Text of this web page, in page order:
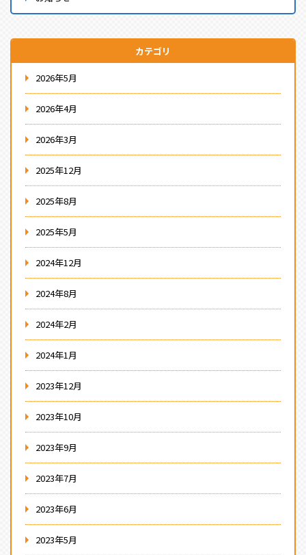
カテゴリ
2026年5月
2026年4月
2026年3月
2025年12月
2025年8月
2025年5月
2024年12月
2024年8月
2024年2月
2024年1月
2023年12月
2023年10月
2023年9月
2023年7月
2023年6月
2023年5月